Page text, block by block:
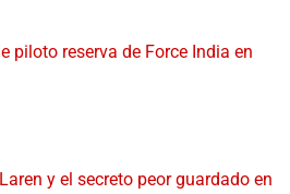
piloto reserva de Force India en
y el secreto peor guardado en